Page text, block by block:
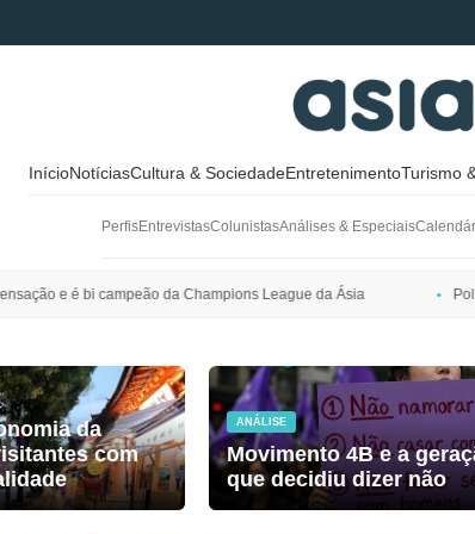
InícioNotíciasCultura & SociedadeEntretenimentoTurismo
PerfisEntrevistasColunistasAnálises & Especiais
Champions League da Ásia Polícia da Coreia do Sul
da
com
ANÁLISE
Movimento 4B e a
que decidiu dizer não